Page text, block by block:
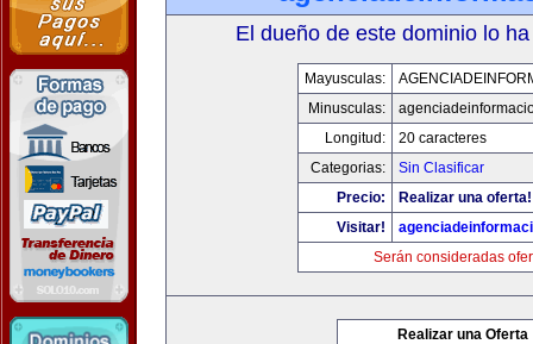
El dueño de este dominio lo
Mayusculas:
Minusculas:
Longitud:
20 caracteres
Categorias:
Sin Clasificar
Precio:
Realizar una oferta!
Visitar!
Serán consideradas
Realizar una Oferta